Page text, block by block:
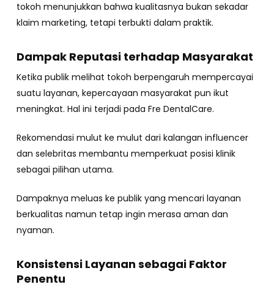
tokoh menunjukkan bahwa kualitasnya bukan sekadar
klaim marketing, tetapi terbukti dalam praktik.
Dampak Reputasi terhadap Masyarakat
Ketika publik melihat tokoh berpengaruh mempercayai
suatu layanan, kepercayaan masyarakat pun ikut
meningkat. Hal ini terjadi pada Fre DentalCare.
Rekomendasi mulut ke mulut dari kalangan influencer
dan selebritas membantu memperkuat posisi klinik
sebagai pilihan utama.
Dampaknya meluas ke publik yang mencari layanan
berkualitas namun tetap ingin merasa aman dan
nyaman.
Konsistensi Layanan sebagai Faktor
Penentu